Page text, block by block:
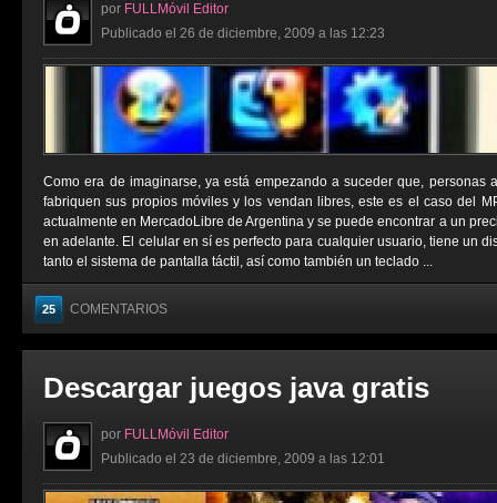
por FULLMóvil Editor
Publicado el 26 de diciembre, 2009 a las 12:23
Como era de imaginarse, ya está empezando a suceder que, personas
fabriquen sus propios móviles y los vendan libres, este es el caso del
actualmente en MercadoLibre de Argentina y se puede encontrar a un
en adelante. El celular en sí es perfecto para cualquier usuario, tiene un
tanto el sistema de pantalla táctil, así como también un teclado ...
25 COMENTARIOS
Descargar juegos java gratis
por FULLMóvil Editor
Publicado el 23 de diciembre, 2009 a las 12:01